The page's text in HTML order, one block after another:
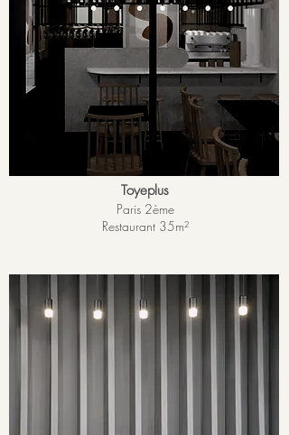
Toyeplus
Paris 2ème
Restaurant 35m²